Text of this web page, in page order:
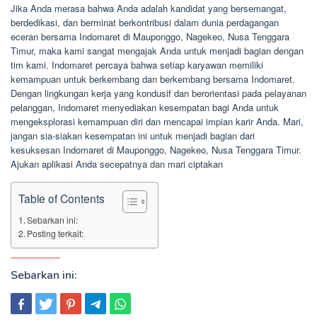
Jika Anda merasa bahwa Anda adalah kandidat yang bersemangat,
berdedikasi, dan berminat berkontribusi dalam dunia perdagangan
eceran bersama Indomaret di Mauponggo, Nagekeo, Nusa Tenggara
Timur, maka kami sangat mengajak Anda untuk menjadi bagian dengan
tim kami. Indomaret percaya bahwa setiap karyawan memiliki
kemampuan untuk berkembang dan berkembang bersama Indomaret.
Dengan lingkungan kerja yang kondusif dan berorientasi pada pelayanan
pelanggan, Indomaret menyediakan kesempatan bagi Anda untuk
mengeksplorasi kemampuan diri dan mencapai impian karir Anda. Mari,
jangan sia-siakan kesempatan ini untuk menjadi bagian dari
kesuksesan Indomaret di Mauponggo, Nagekeo, Nusa Tenggara Timur.
Ajukan aplikasi Anda secepatnya dan mari ciptakan
Table of Contents
Sebarkan ini:
Posting terkait:
Sebarkan ini: